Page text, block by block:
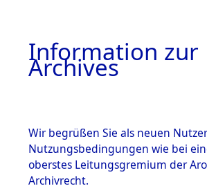
Information zur
Archives
Wir begrüßen Sie als neuen
Nutzungsbedingungen wie bei
oberstes Leitungsgremium der
Archivrecht.